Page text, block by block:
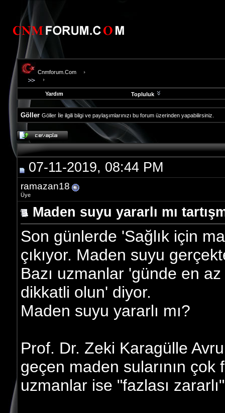
Cnmforum.Com
Yardım Topluluk
Göller Göller İle ilgili bilgi ve paylaşımlarınızı bu forum üzerinden yapabilirsiniz.
evooli
fethiye
escort
gaziantep
escort
gaziantep
escort
07-11-2019, 08:44 PM
ramazan18
Üye
Maden suyu yararlı mı
Son günlerde 'Sağlık için
çıkıyor. Maden suyu
Bazı uzmanlar 'günde en
dikkatli olun' diyor.
Maden suyu yararlı mı?
Prof. Dr. Zeki Karagülle
geçen maden sularının çok
uzmanlar ise "fazlası